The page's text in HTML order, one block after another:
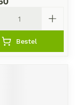
Bestel